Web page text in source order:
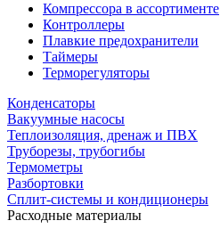
Компрессора в ассортименте
Контроллеры
Плавкие предохранители
Таймеры
Терморегуляторы
Конденсаторы
Вакуумные насосы
Теплоизоляция, дренаж и ПВХ
Труборезы, трубогибы
Термометры
Разбортовки
Сплит-системы и кондиционеры
Расходные материалы